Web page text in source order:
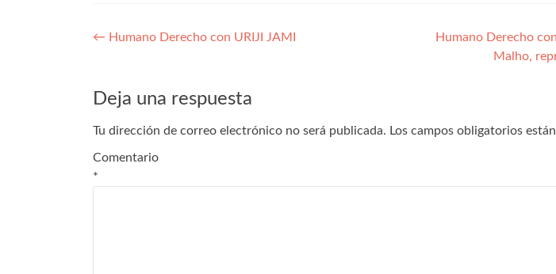
Navegación
entradas
← Humano Derecho con URIJI JAMI
Humano Derecho
Malho,
Deja una respuesta
Tu dirección de correo electrónico no será publicada. Los campos obligatorios
Comentario
*